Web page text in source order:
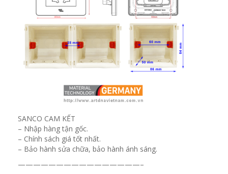
SANCO CAM KẾT
– Nhập hàng tận gốc.
– Chính sách giá tốt nhất.
– Bảo hành sửa chữa, bảo hành ánh sáng.
————————————————–